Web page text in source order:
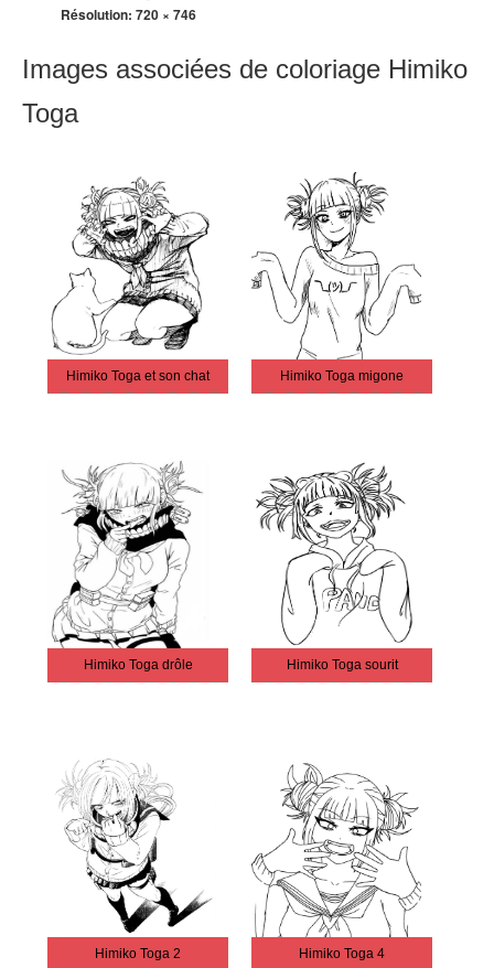
Résolution: 720 × 746
Images associées de coloriage Himiko
Toga
Himiko Toga et son chat Himiko Toga migone
Himiko Toga drôle Himiko Toga sourit
Himiko Toga 2 Himiko Toga 4